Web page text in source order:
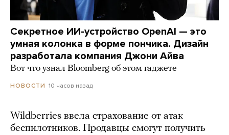
Секретное ИИ-устройство OpenAI — это
умная колонка в форме пончика. Дизайн
разработала компания Джони Айва
Вот что узнал Bloomberg об этом гаджете
НОВОСТИ 10 часов назад
Wildberries ввела страхование от атак
беспилотников. Продавцы смогут получить